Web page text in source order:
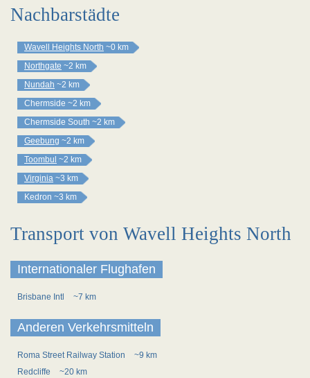
Nachbarstädte
Wavell Heights North ~0 km
Northgate ~2 km
Nundah ~2 km
Chermside ~2 km
Chermside South ~2 km
Geebung ~2 km
Toombul ~2 km
Virginia ~3 km
Kedron ~3 km
Transport von Wavell Heights North
Internationaler Flughafen
Brisbane Intl ~7 km
Anderen Verkehrsmitteln
Roma Street Railway Station
~9 km
Redcliffe
~20 km